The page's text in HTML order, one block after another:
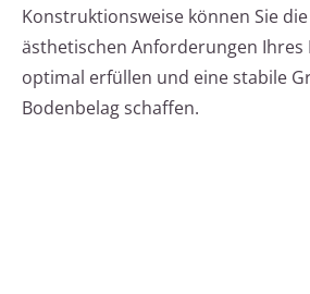
Konstruktionsweise können Sie
ästhetischen Anforderungen Ihres
optimal erfüllen und eine stabile
Bodenbelag schaffen.